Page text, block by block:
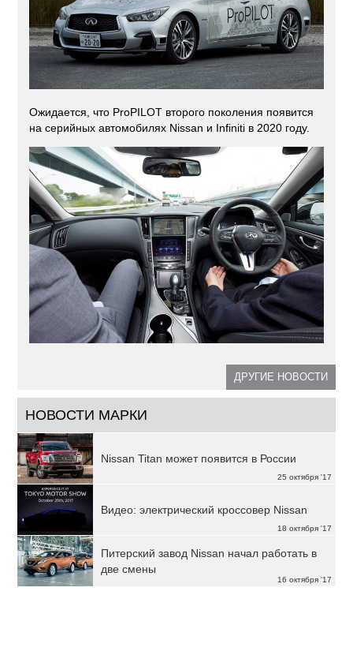
Ожидается, что ProPILOT второго поколения появится
на серийных автомобилях Nissan и Infiniti в 2020 году.
ДРУГИЕ НОВОСТИ
НОВОСТИ МАРКИ
25 октября '17
Nissan Titan может появится в России
18 октября '17
Видео: электрический кроссовер Nissan
16 октября '17
Питерский завод Nissan начал работать в
две смены